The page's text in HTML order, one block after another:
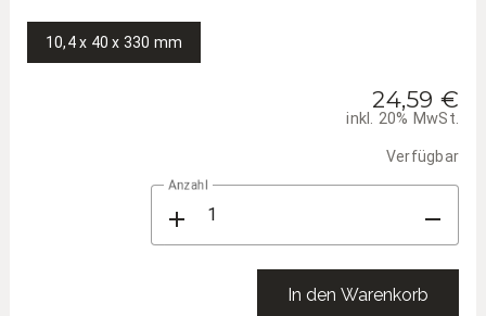
10,4 x 40 x 330 mm
24,59 €
inkl. 20% MwSt.
Verfügbar
Anzahl
add remove
In den Warenkorb